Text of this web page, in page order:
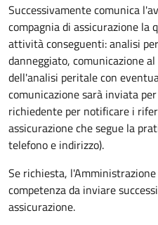
Successivamente comunica
compagnia di assicurazione la
attività conseguenti: analisi
danneggiato, comunicazione
dell'analisi peritale con
comunicazione sarà inviata
richiedente per notificare i
assicurazione che segue la
telefono e indirizzo).
Se richiesta,
competenza da inviare
assicurazione.